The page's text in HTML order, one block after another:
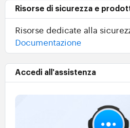
Risorse di sicurezza e
Risorse dedicate alla
Documentazione
Accedi all'assistenza